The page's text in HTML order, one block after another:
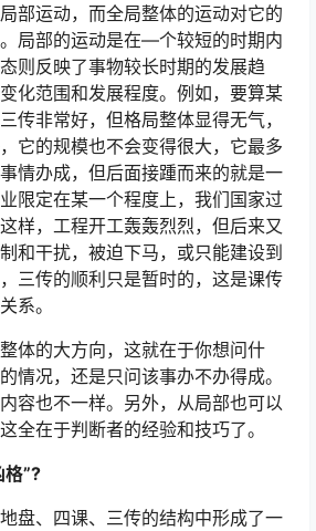
部运动，而全局整体的运动对它的
局部的运动是在—个较短的时期内
则反映了事物较长时期的发展趋
化范围和发展程度。例如，要算某
传非常好，但格局整体显得无气，
它的规模也不会变得很大，它最多
情办成，但后面接踵而来的就是一
限定在某一个程度上，我们国家过
样，工程开工轰轰烈烈，但后来又
和干扰，被迫下马，或只能建设到
三传的顺利只是暂时的，这是课传
系。
体的大方向，这就在于你想问什
情况，还是只问该事办不办得成。
容也不一样。另外，从局部也可以
全在于判断者的经验和技巧了。
格”?
盘、四课、三传的结构中形成了一